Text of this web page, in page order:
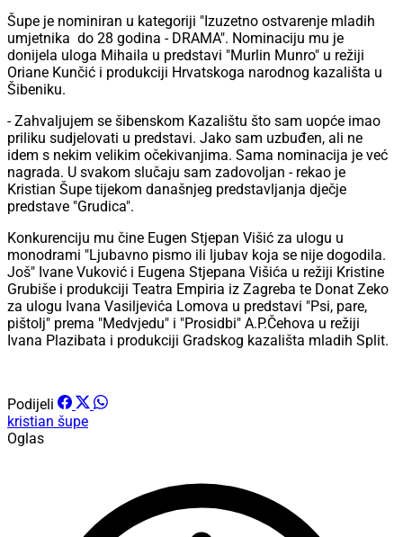
Šupe je nominiran u kategoriji "Izuzetno ostvarenje mladih
umjetnika do 28 godina - DRAMA". Nominaciju mu je
donijela uloga Mihaila u predstavi "Murlin Munro" u režiji
Oriane Kunčić i produkciji Hrvatskoga narodnog kazališta u
Šibeniku.
- Zahvaljujem se šibenskom Kazalištu što sam uopće imao
priliku sudjelovati u predstavi. Jako sam uzbuđen, ali ne
idem s nekim velikim očekivanjima. Sama nominacija je već
nagrada. U svakom slučaju sam zadovoljan - rekao je
Kristian Šupe tijekom današnjeg predstavljanja dječje
predstave "Grudica".
Konkurenciju mu čine Eugen Stjepan Višić za ulogu u
monodrami "Ljubavno pismo ili ljubav koja se nije dogodila.
Još" Ivane Vuković i Eugena Stjepana Višića u režiji Kristine
Grubiše i produkciji Teatra Empiria iz Zagreba te Donat Zeko
za ulogu Ivana Vasiljevića Lomova u predstavi "Psi, pare,
pištolj" prema "Medvjedu" i "Prosidbi" A.P.Čehova u režiji
Ivana Plazibata i produkciji Gradskog kazališta mladih Split.
Podijeli
kristian šupe
Oglas